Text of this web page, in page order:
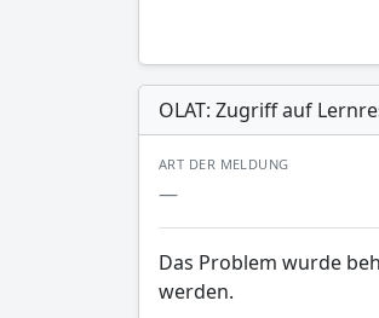
OLAT: Zugriff auf
ART DER MELDUNG
—
Das Problem wurde
werden.